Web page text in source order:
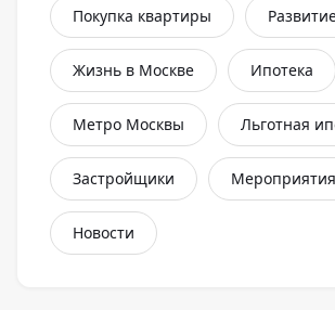
Покупка квартиры
Жизнь в Москве Ипотека
Метро Москвы Льготная
Застройщики
Новости